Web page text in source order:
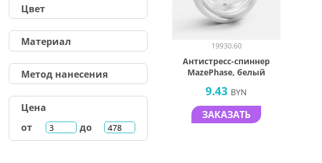
Цвет
Материал
Метод нанесения
Цена
от
до
19930.60
Антистресс-спиннер
MazePhase, белый
9.43 BYN
ЗАКАЗАТЬ